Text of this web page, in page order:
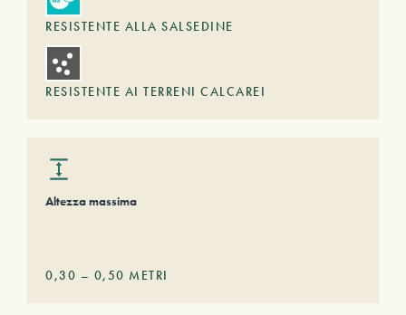
RESISTENTE ALLA SALSEDINE
RESISTENTE AI TERRENI CALCAREI
Altezza massima
0,30 – 0,50 METRI